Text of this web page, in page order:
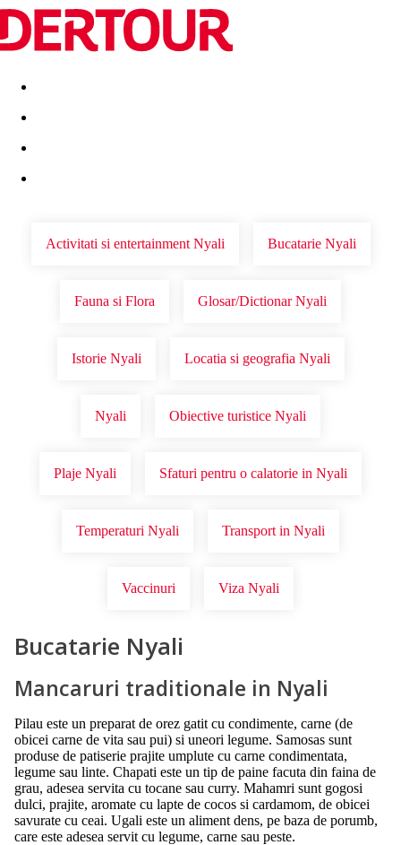
Destinatii Vacanta perfecta OFERTE DE NERATAT
Activitati si entertainment Nyali Bucatarie Nyali
Fauna si Flora Glosar/Dictionar Nyali
Istorie Nyali Locatia si geografia Nyali
Nyali Obiective turistice Nyali
Plaje Nyali Sfaturi pentru o calatorie in Nyali
Temperaturi Nyali Transport in Nyali
Vaccinuri Viza Nyali
Bucatarie Nyali
Mancaruri traditionale in Nyali
Pilau este un preparat de orez gatit cu condimente, carne (de
obicei carne de vita sau pui) si uneori legume. Samosas sunt
produse de patiserie prajite umplute cu carne condimentata,
legume sau linte. Chapati este un tip de paine facuta din faina de
grau, adesea servita cu tocane sau curry. Mahamri sunt gogosi
dulci, prajite, aromate cu lapte de cocos si cardamom, de obicei
savurate cu ceai. Ugali este un aliment dens, pe baza de porumb,
care este adesea servit cu legume, carne sau peste.